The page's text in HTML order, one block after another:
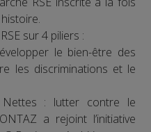
sur 4 piliers :
le bien-être des
les discriminations et le
: lutter contre le
a rejoint l’initiative